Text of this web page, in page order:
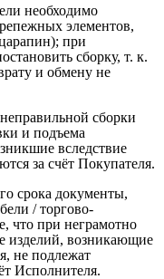
необходимо
элементов,
при
сборку, т. к.
и обмену не
сборки
и подъема
вследствие
за счёт Покупателя.
срока документы,
/ торгово-
что при неграмотно
изделий, возникающие
не подлежат
Исполнителя.